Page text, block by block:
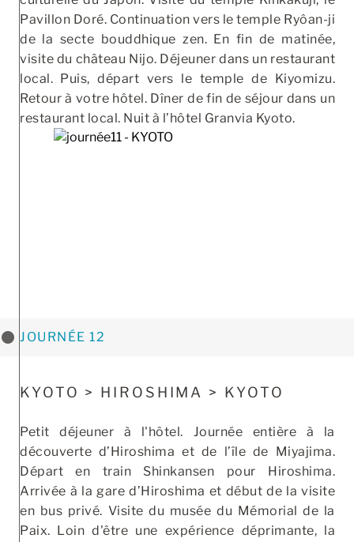
Pavillon Doré. Continuation vers le temple Ryôan-ji
de la secte bouddhique zen. En fin de matinée,
visite du château Nijo. Déjeuner dans un restaurant
local. Puis, départ vers le temple de Kiyomizu.
Retour à votre hôtel. Dîner de fin de séjour dans un
restaurant local. Nuit à l’hôtel Granvia Kyoto.
JOURNÉE 12
KYOTO > HIROSHIMA > KYOTO
Petit déjeuner à l'hôtel. Journée entière à la
découverte d’Hiroshima et de l’île de Miyajima.
Départ en train Shinkansen pour Hiroshima.
Arrivée à la gare d’Hiroshima et début de la visite
en bus privé. Visite du musée du Mémorial de la
Paix. Loin d'être une expérience déprimante, la